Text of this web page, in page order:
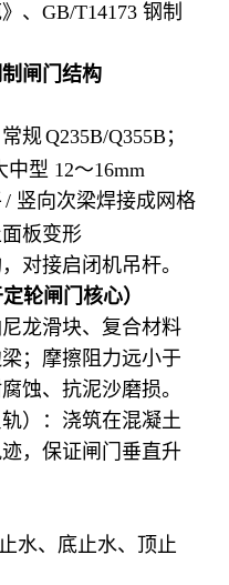
、 GB/T14173 钢制
闸门结构
规Q235B/Q355B；
中型 12～16mm
/ 竖向次梁焊接成网格
板变形
对接启闭机吊杆。
轮闸门核心）
龙滑块、复合材料
；摩擦阻力远小于
蚀、抗泥沙磨损。
）：浇筑在混凝土
，保证闸门垂直升
水、底止水、顶止